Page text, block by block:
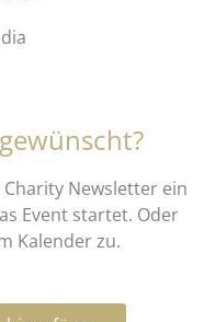
Newsletter ein
Event startet. Oder
Kalender zu.